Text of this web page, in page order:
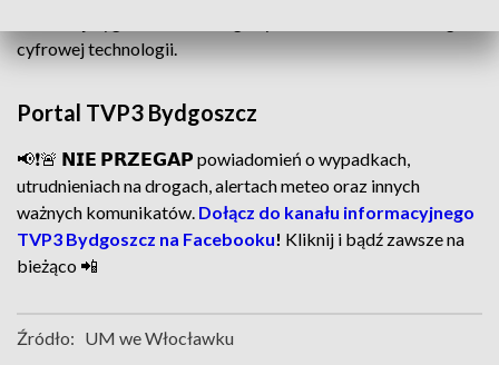
cyfrowej technologii.
Portal TVP3 Bydgoszcz
📢❗🚨 𝗡𝗜𝗘 𝗣𝗥𝗭𝗘𝗚𝗔𝗣 powiadomień o wypadkach,
utrudnieniach na drogach, alertach meteo oraz innych
ważnych komunikatów. Dołącz do kanału informacyjnego
TVP3 Bydgoszcz na Facebooku! Kliknij i bądź zawsze na
bieżąco 📲
Źródło: UM we Włocławku